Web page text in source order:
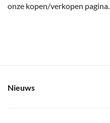
onze kopen/verkopen pagina.
Nieuws